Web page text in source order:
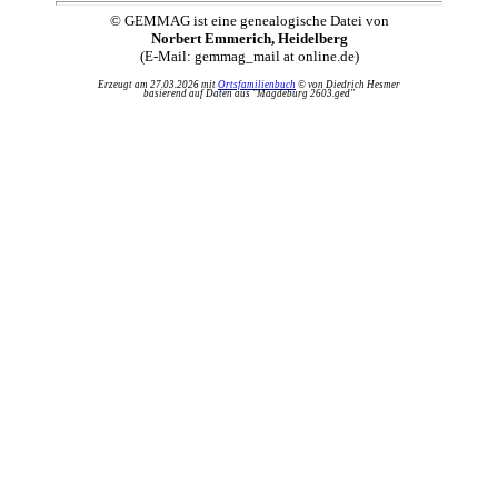
© GEMMAG ist eine genealogische Datei von
Norbert Emmerich, Heidelberg
(E-Mail: gemmag_mail at online.de)
Erzeugt am 27.03.2026 mit Ortsfamilienbuch © von Diedrich Hesmer
basierend auf Daten aus "Magdeburg 2603.ged"